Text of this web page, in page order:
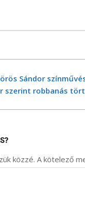
Sándor
szerint robbanás
közzé. A kötelező